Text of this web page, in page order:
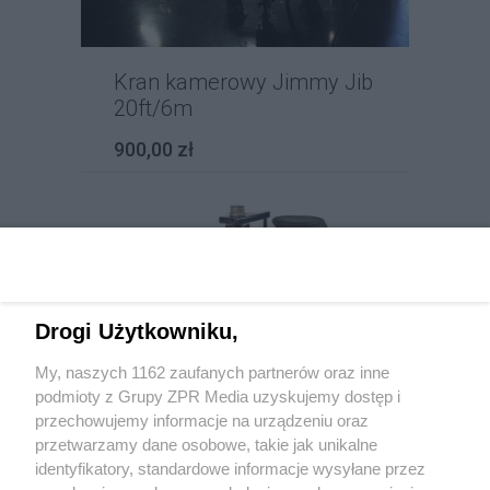
Kran kamerowy Jimmy Jib
20ft/6m
900,00 zł
Wózek kamerowy Dolly
Panther Clasic
Drogi Użytkowniku,
My, naszych 1162 zaufanych partnerów oraz inne
podmioty z Grupy ZPR Media uzyskujemy dostęp i
przechowujemy informacje na urządzeniu oraz
przetwarzamy dane osobowe, takie jak unikalne
identyfikatory, standardowe informacje wysyłane przez